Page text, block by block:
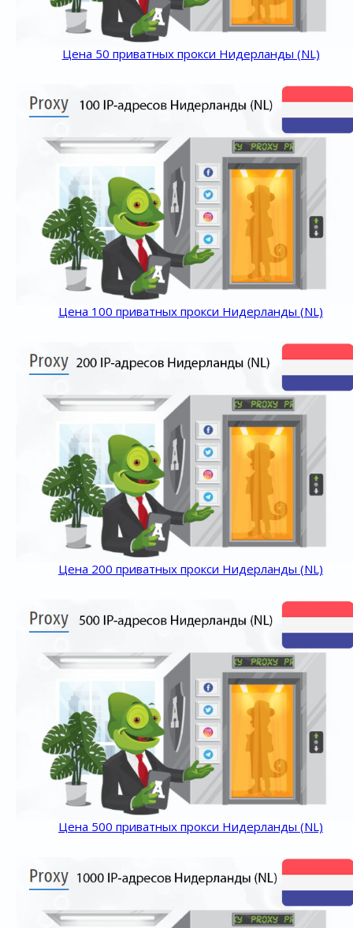
Цена 50 приватных прокси Нидерланды (NL)
Цена 100 приватных прокси Нидерланды (NL)
Цена 200 приватных прокси Нидерланды (NL)
Цена 500 приватных прокси Нидерланды (NL)